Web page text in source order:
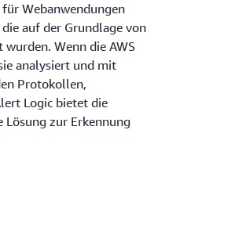
Webanwendungen
auf der Grundlage von
Wenn die AWS
analysiert und mit
Protokollen,
Logic bietet die
zur Erkennung